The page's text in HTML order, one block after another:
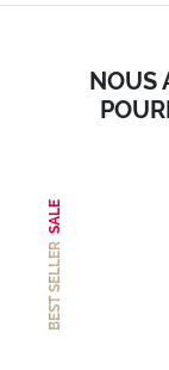
NOUS
BEST SELLER
SALE